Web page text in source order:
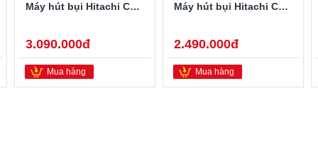
Máy hút bụi Hitachi CV-SF20V
3.090.000đ
Mua hàng
Máy hút bụi Hitachi CV-SF18 1800W
2.490.000đ
Mua hàng